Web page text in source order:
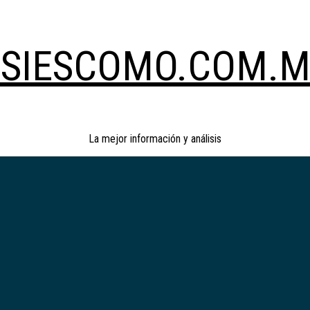
La mejor información y análisis